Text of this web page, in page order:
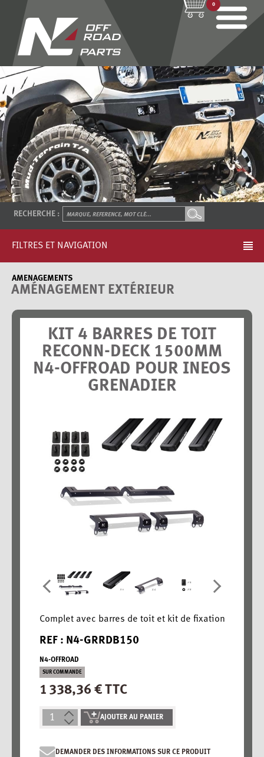
0
RECHERCHE :
FILTRES ET NAVIGATION
AMENAGEMENTS
AMÉNAGEMENT EXTÉRIEUR
KIT 4 BARRES DE TOIT
RECONN-DECK 1500MM
N4-OFFROAD POUR INEOS
GRENADIER
Complet avec barres de toit et kit de fixation
REF : N4-GRRDB150
N4-OFFROAD
SUR COMMANDE
1 338,36 € TTC
AJOUTER AU PANIER
DEMANDER DES INFORMATIONS SUR CE PRODUIT